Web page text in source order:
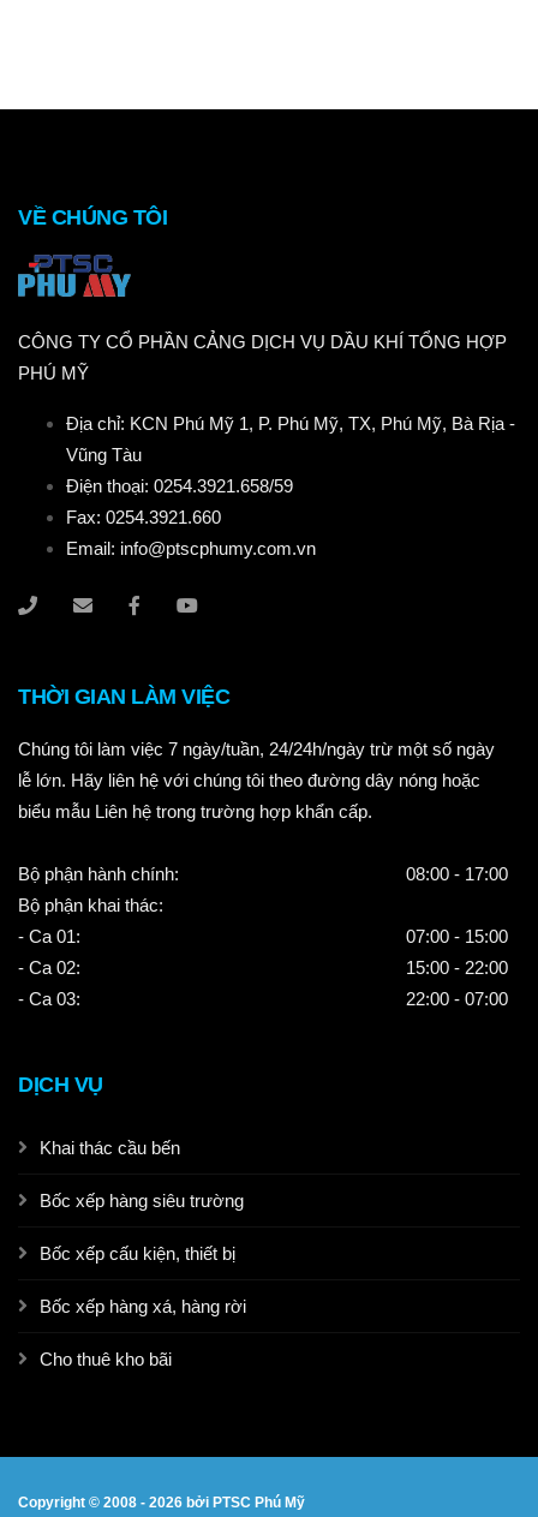
VỀ CHÚNG TÔI
CÔNG TY CỔ PHẦN CẢNG DỊCH VỤ DẦU KHÍ TỔNG HỢP
PHÚ MỸ
Địa chỉ: KCN Phú Mỹ 1, P. Phú Mỹ, TX, Phú Mỹ, Bà Rịa -
Vũng Tàu
Điện thoại: 0254.3921.658/59
Fax: 0254.3921.660
Email: info@ptscphumy.com.vn
THỜI GIAN LÀM VIỆC
Chúng tôi làm việc 7 ngày/tuần, 24/24h/ngày trừ một số ngày
lễ lớn. Hãy liên hệ với chúng tôi theo đường dây nóng hoặc
biểu mẫu Liên hệ trong trường hợp khẩn cấp.
Bộ phận hành chính:
08:00 - 17:00
Bộ phận khai thác:
- Ca 01:
07:00 - 15:00
- Ca 02:
15:00 - 22:00
- Ca 03:
22:00 - 07:00
DỊCH VỤ
Khai thác cầu bến
Bốc xếp hàng siêu trường
Bốc xếp cấu kiện, thiết bị
Bốc xếp hàng xá, hàng rời
Cho thuê kho bãi
Copyright © 2008 - 2026 bởi PTSC Phú Mỹ